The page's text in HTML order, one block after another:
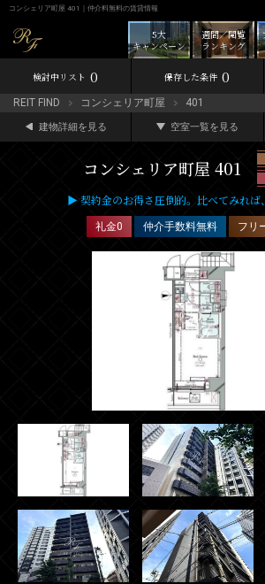
コンシェリア町屋 401｜仲介料無料の賃貸情報
週間／閲覧
ランキング
5大
キャンペーン
検討中リスト 0 保存した条件 0
REIT FIND コンシェリア町屋 401
建物詳細を見る 空室一覧を見る
コンシェリア町屋 401
▶ 契約金のお得さ圧倒的。比べてみれ
礼金0 仲介手数料無料 フリ